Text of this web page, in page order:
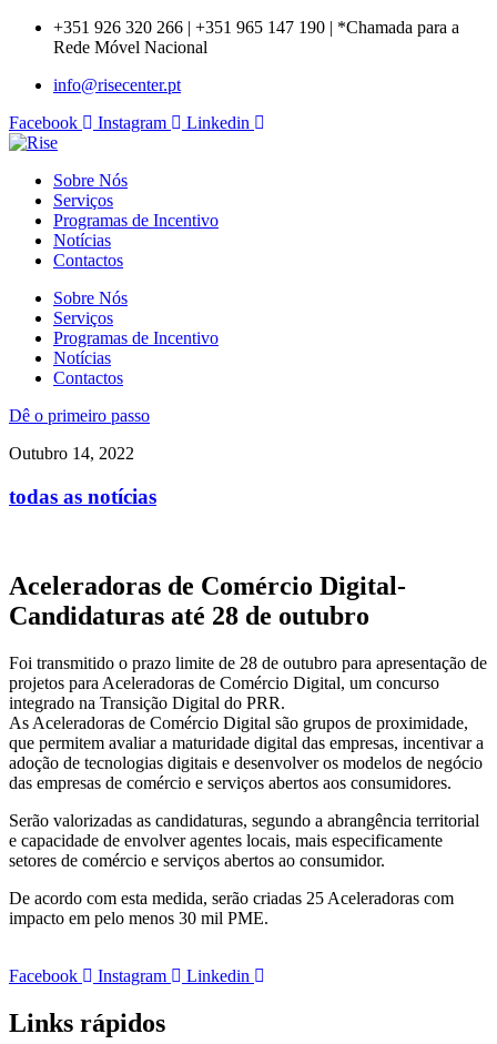
+351 926 320 266 | +351 965 147 190 | *Chamada para a
Rede Móvel Nacional
info@risecenter.pt
Facebook
Instagram Linkedin
Sobre Nós
Serviços
Programas de Incentivo
Notícias
Contactos
Sobre Nós
Serviços
Programas de Incentivo
Notícias
Contactos
Dê o primeiro passo
Outubro 14, 2022
todas as notícias
Aceleradoras de Comércio Digital-
Candidaturas até 28 de outubro
Foi transmitido o prazo limite de 28 de outubro para apresentação de
projetos para Aceleradoras de Comércio Digital, um concurso
integrado na Transição Digital do PRR.
As Aceleradoras de Comércio Digital são grupos de proximidade,
que permitem avaliar a maturidade digital das empresas, incentivar a
adoção de tecnologias digitais e desenvolver os modelos de negócio
das empresas de comércio e serviços abertos aos consumidores.
Serão valorizadas as candidaturas, segundo a abrangência territorial
e capacidade de envolver agentes locais, mais especificamente
setores de comércio e serviços abertos ao consumidor.
De acordo com esta medida, serão criadas 25 Aceleradoras com
impacto em pelo menos 30 mil PME.
Facebook Instagram Linkedin
Links rápidos